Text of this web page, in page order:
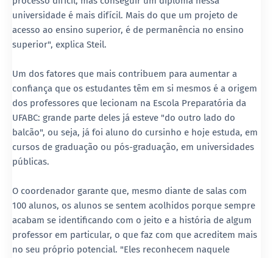
universidade é mais difícil. Mais do que um projeto de
acesso ao ensino superior, é de permanência no ensino
superior", explica Steil.
Um dos fatores que mais contribuem para aumentar a
confiança que os estudantes têm em si mesmos é a origem
dos professores que lecionam na Escola Preparatória da
UFABC: grande parte deles já esteve "do outro lado do
balcão", ou seja, já foi aluno do cursinho e hoje estuda, em
cursos de graduação ou pós-graduação, em universidades
públicas.
O coordenador garante que, mesmo diante de salas com
100 alunos, os alunos se sentem acolhidos porque sempre
acabam se identificando com o jeito e a história de algum
professor em particular, o que faz com que acreditem mais
no seu próprio potencial. "Eles reconhecem naquele